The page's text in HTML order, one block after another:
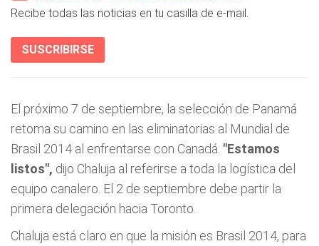
Recibe todas las noticias en tu casilla de e-mail.
SUSCRIBIRSE
El próximo 7 de septiembre, la selección de Panamá
retoma su camino en las eliminatorias al Mundial de
Brasil 2014 al enfrentarse con Canadá. "Estamos
listos", dijo Chaluja al referirse a toda la logística del
equipo canalero. El 2 de septiembre debe partir la
primera delegación hacia Toronto.
Chaluja está claro en que la misión es Brasil 2014, para